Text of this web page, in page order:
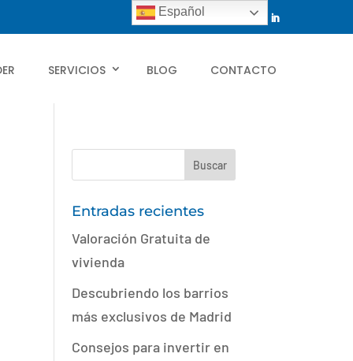
SERVICIOS BLOG CONTACTO
Entradas recientes
Valoración Gratuita de
vivienda
Descubriendo los barrios
más exclusivos de Madrid
Consejos para invertir en
Español